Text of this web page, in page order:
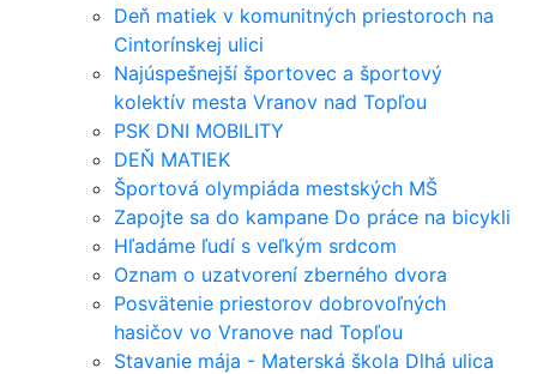
Deň matiek v komunitných priestoroch na
Cintorínskej ulici
Najúspešnejší športovec a športový
kolektív mesta Vranov nad Topľou
PSK DNI MOBILITY
DEŇ MATIEK
Športová olympiáda mestských MŠ
Zapojte sa do kampane Do práce na bicykli
Hľadáme ľudí s veľkým srdcom
Oznam o uzatvorení zberného dvora
Posvätenie priestorov dobrovoľných
hasičov vo Vranove nad Topľou
Stavanie mája - Materská škola Dlhá ulica